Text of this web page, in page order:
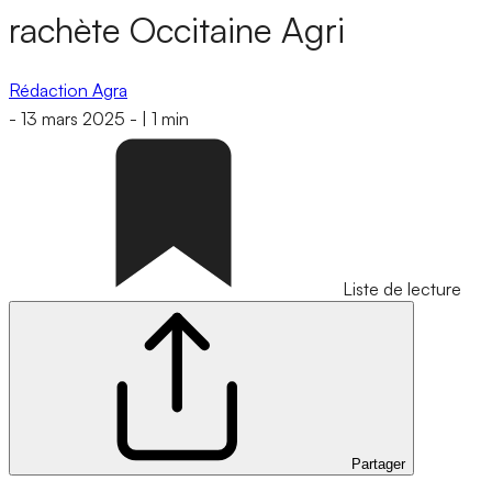
rachète Occitaine Agri
Rédaction Agra
- 13 mars 2025 - 1 min
Liste de lecture
Partager